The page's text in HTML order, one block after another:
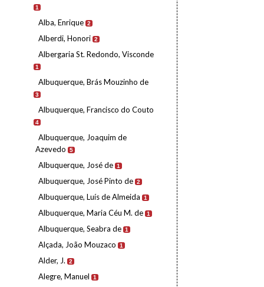
1
Alba, Enrique 2
Alberdi, Honori 2
Albergaria St. Redondo, Visconde
1
Albuquerque, Brás Mouzinho de
3
Albuquerque, Francisco do Couto
4
Albuquerque, Joaquim de
Azevedo
5
Albuquerque, José de 1
Albuquerque, José Pinto de 2
Albuquerque, Luís de Almeida 1
Albuquerque, Maria Céu M. de 1
Albuquerque, Seabra de 1
Alçada, João Mouzaco 1
Alder, J. 2
Alegre, Manuel 1